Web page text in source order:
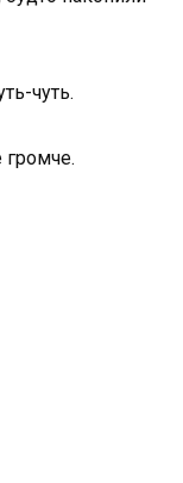
чуть.
громче.